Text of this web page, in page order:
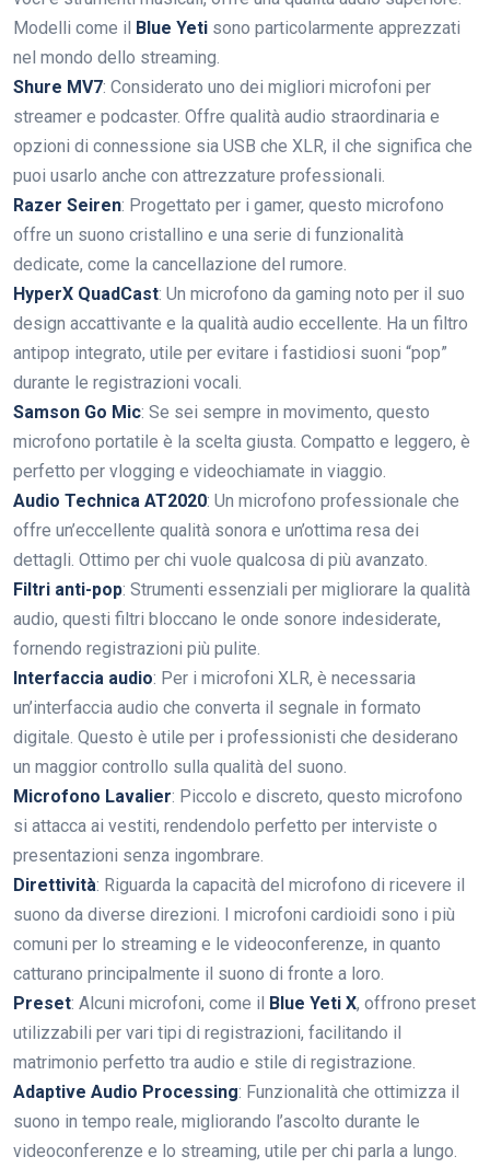
Modelli come il
Blue Yeti sono particolarmente apprezzati
nel mondo dello streaming.
Shure MV7: Considerato uno dei migliori microfoni per
streamer e podcaster. Offre qualità audio straordinaria e
opzioni di connessione sia USB che XLR, il che significa che
puoi usarlo anche con attrezzature professionali.
Razer Seiren: Progettato per i gamer, questo microfono
offre un suono cristallino e una serie di funzionalità
dedicate, come la cancellazione del rumore.
HyperX QuadCast: Un microfono da gaming noto per il suo
design accattivante e la qualità audio eccellente. Ha un filtro
antipop integrato, utile per evitare i fastidiosi suoni “pop”
durante le registrazioni vocali.
Samson Go Mic: Se sei sempre in movimento, questo
microfono portatile è la scelta giusta. Compatto e leggero, è
perfetto per vlogging e videochiamate in viaggio.
Audio Technica AT2020: Un microfono professionale che
offre un’eccellente qualità sonora e un’ottima resa dei
dettagli. Ottimo per chi vuole qualcosa di più avanzato.
Filtri anti-pop: Strumenti essenziali per migliorare la qualità
audio, questi filtri bloccano le onde sonore indesiderate,
fornendo registrazioni più pulite.
Interfaccia audio: Per i microfoni XLR, è necessaria
un’interfaccia audio che converta il segnale in formato
digitale. Questo è utile per i professionisti che desiderano
un maggior controllo sulla qualità del suono.
Microfono Lavalier: Piccolo e discreto, questo microfono
si attacca ai vestiti, rendendolo perfetto per interviste o
presentazioni senza ingombrare.
Direttività: Riguarda la capacità del microfono di ricevere il
suono da diverse direzioni. I microfoni cardioidi sono i più
comuni per lo streaming e le videoconferenze, in quanto
catturano principalmente il suono di fronte a loro.
Preset: Alcuni microfoni, come il Blue Yeti X, offrono preset
utilizzabili per vari tipi di registrazioni, facilitando il
matrimonio perfetto tra audio e stile di registrazione.
Adaptive Audio Processing: Funzionalità che ottimizza il
suono in tempo reale, migliorando l’ascolto durante le
videoconferenze e lo streaming, utile per chi parla a lungo.